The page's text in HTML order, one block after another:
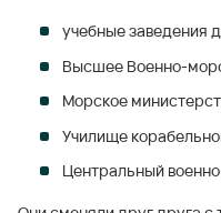
учебные заведения
Высшее Военно-
Морское
Училище
Центральный